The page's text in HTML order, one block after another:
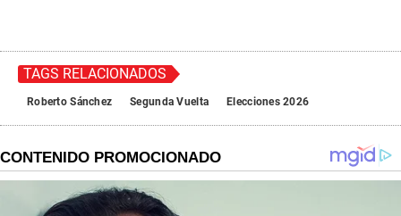
TAGS RELACIONADOS
Roberto Sánchez Segunda Vuelta Elecciones 2026